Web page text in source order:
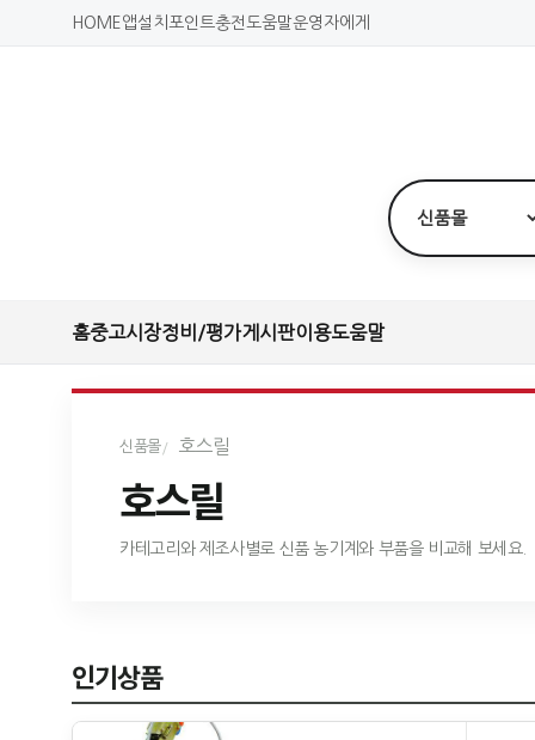
HOME 앱설치 포인트충전도움말운영자에게
홈중고시장정비/평가게시판이용도움말
신품몰 호스릴
호스릴
카테고리와 제조사별로 신품 농기계와 부품을 비교해 보세요.
인기상품